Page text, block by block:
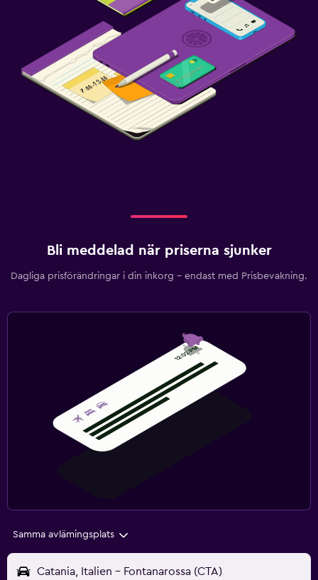
Bli meddelad när priserna sjunker
Dagliga prisförändringar i din inkorg – endast med Prisbevakning.
Samma avlämingsplats
Catania, Italien - Fontanarossa (CTA)